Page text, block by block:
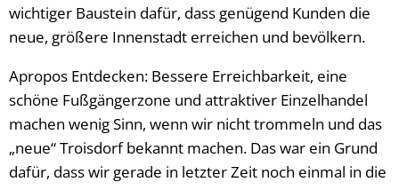
wichtiger Baustein dafür, dass genügend Kunden die
neue, größere Innenstadt erreichen und bevölkern.
Apropos Entdecken: Bessere Erreichbarkeit, eine
schöne Fußgängerzone und attraktiver Einzelhandel
machen wenig Sinn, wenn wir nicht trommeln und das
„neue“ Troisdorf bekannt machen. Das war ein Grund
dafür, dass wir gerade in letzter Zeit noch einmal in die